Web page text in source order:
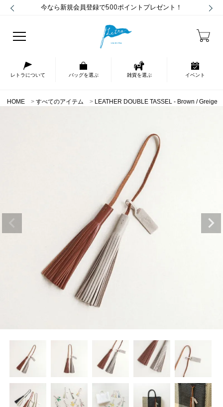
今なら新規会員登録で500ポイントプレゼント！
レトラについて バッグを選ぶ 雑貨を選ぶ イベント
HOME すべてのアイテム LEATHER DOUBLE TASSEL - Brown / Greige